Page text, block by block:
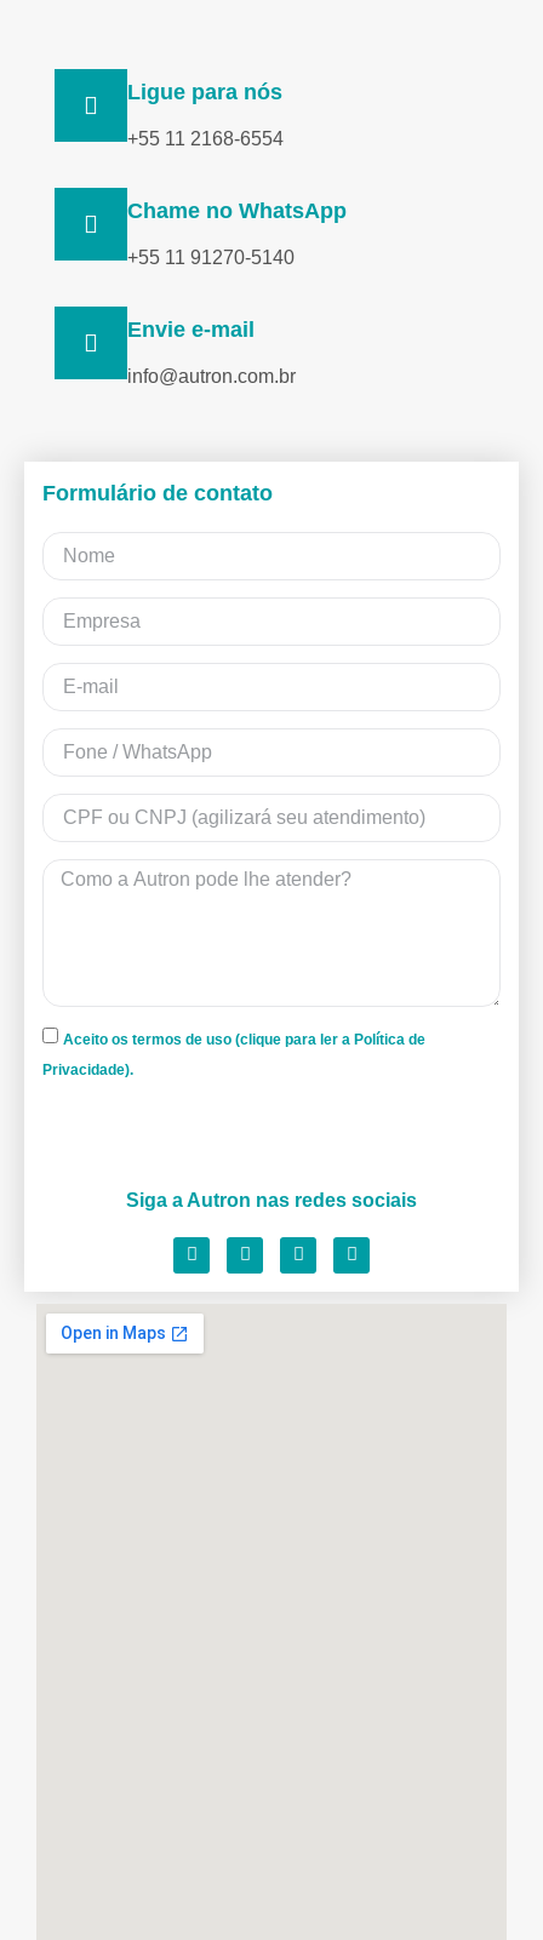
Ligue para nós
+55 11 2168-6554
Chame no WhatsApp
+55 11 91270-5140
Envie e-mail
info@autron.com.br
Formulário de contato
Aceito os termos de uso (clique para ler a Política de
Privacidade).
Siga a Autron nas redes sociais